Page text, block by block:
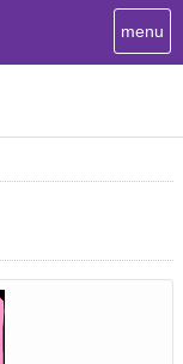
T
o
menu